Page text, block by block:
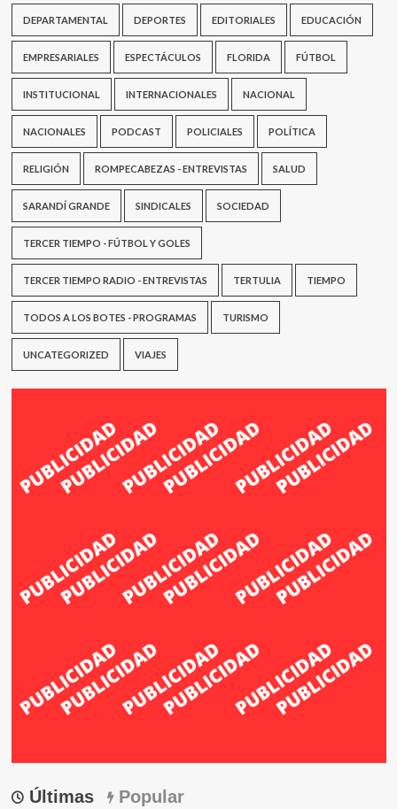
DEPARTAMENTAL DEPORTES EDITORIALES EDUCACIÓN
EMPRESARIALES ESPECTÁCULOS FLORIDA FÚTBOL
INSTITUCIONAL INTERNACIONALES NACIONAL
NACIONALES PODCAST POLICIALES POLÍTICA
RELIGIÓN ROMPECABEZAS - ENTREVISTAS SALUD
SARANDÍ GRANDE SINDICALES SOCIEDAD
TERCER TIEMPO - FÚTBOL Y GOLES
TERCER TIEMPO RADIO - ENTREVISTAS TERTULIA TIEMPO
TODOS A LOS BOTES - PROGRAMAS TURISMO
UNCATEGORIZED VIAJES
Últimas Popular